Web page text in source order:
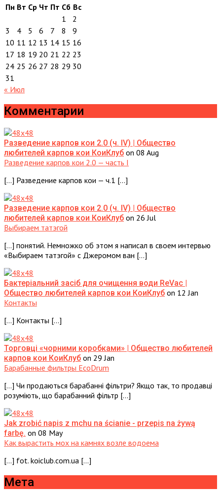
Пн Вт Ср Чт Пт Сб Вс
1
2
3
4 5 6 7 8
9
10 11 12 13 14 15 16
17 18 19 20 21 22 23
24 25 26 27 28 29 30
31
« Июл
Комментарии
Разведение карпов кои 2.0 (ч. IV) | Общество
любителей карпов кои КоиКлуб on 08 Aug
Разведение карпов кои 2.0 — часть I
[…] Разведение карпов кои — ч.1 […]
Разведение карпов кои 2.0 (ч. IV) | Общество
любителей карпов кои КоиКлуб on 26 Jul
Выбираем татэгой
[…] понятий. Немножко об этом я написал в своем интервью
«Выбираем татэгой» с Джеромом ван […]
Бактеріальний засіб для очищення води ReVac |
Общество любителей карпов кои КоиКлуб on 12 Jan
Контакты
[…] Контакты […]
Торговці «чорними коробками» | Общество любителей
карпов кои КоиКлуб on 29 Jan
Барабанные фильтры EcoDrum
[…] Чи продаються барабанні фільтри? Якщо так, то продавці
розуміють, що барабанний фільтр […]
Jak zrobić napis z mchu na ścianie - przepis na żywą
farbę. on 08 May
Как вырастить мох на камнях возле водоема
[…] fot. koiclub.com.ua […]
Мета